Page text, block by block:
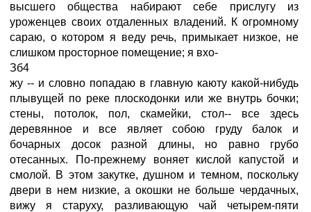
высшего общества набирают себе прислугу из
уроженцев своих отдаленных владений. К огромному
сараю, о котором я веду речь, примыкает низкое, не
слишком просторное помещение; я вхо-
Зб4
жу -- и словно попадаю в главную каюту какой-нибудь
плывущей по реке плоскодонки или же внутрь бочки;
стены, потолок, пол, скамейки, стол-- все здесь
деревянное и все являет собою груду балок и
бочарных досок разной длины, но равно грубо
отесанных. По-прежнему воняет кислой капустой и
смолой. В этом закутке, душном и темном, поскольку
двери в нем низкие, а окошки не больше чердачных,
вижу я старуху, разливающую чай четырем-пяти